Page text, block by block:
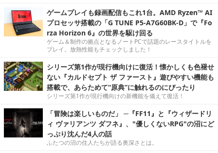
ゲームプレイも録画配信もこれ1台。AMD Ryzen™ AI
プロセッサ搭載の「G TUNE P5-A7G60BK-D」で『Fo
rza Horizon 6』の世界を駆け回る
ゲーム＆制作の拠点となるノートPCで話題のレースタイトルを
プレイ。放熱性能もチェックしました！
シリーズ第1作が現行機向けに復活！懐かしくも色褪せ
ない『カルドセプト ザ ファースト』遊びやすい機能も
搭載で、あらためて“原典”に触れるのにぴったり
シリーズ第1作が現行機向けの新機能を備えて復活！
「冒険は楽しいものだ」 ─『FF11』と『ウィザードリ
ィ ヴァリアンツ ダフネ』、"優しくないRPG"の沼にど
っぷり沈んだ4人の話
ふたつの沼の住人たちが語る奥深さとは。